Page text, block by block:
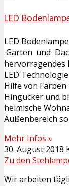
LED
LED
Garten und
hervorragendes
LED
Hilfe von
Hingucker und
heimische
Außenbereich
Mehr Infos »
30. August 2018
Zu den
Wir arbeiten